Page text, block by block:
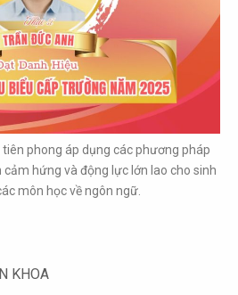
phong áp dụng các phương pháp
cảm hứng và động lực lớn lao cho sinh
môn học về ngôn ngữ.
KHOA